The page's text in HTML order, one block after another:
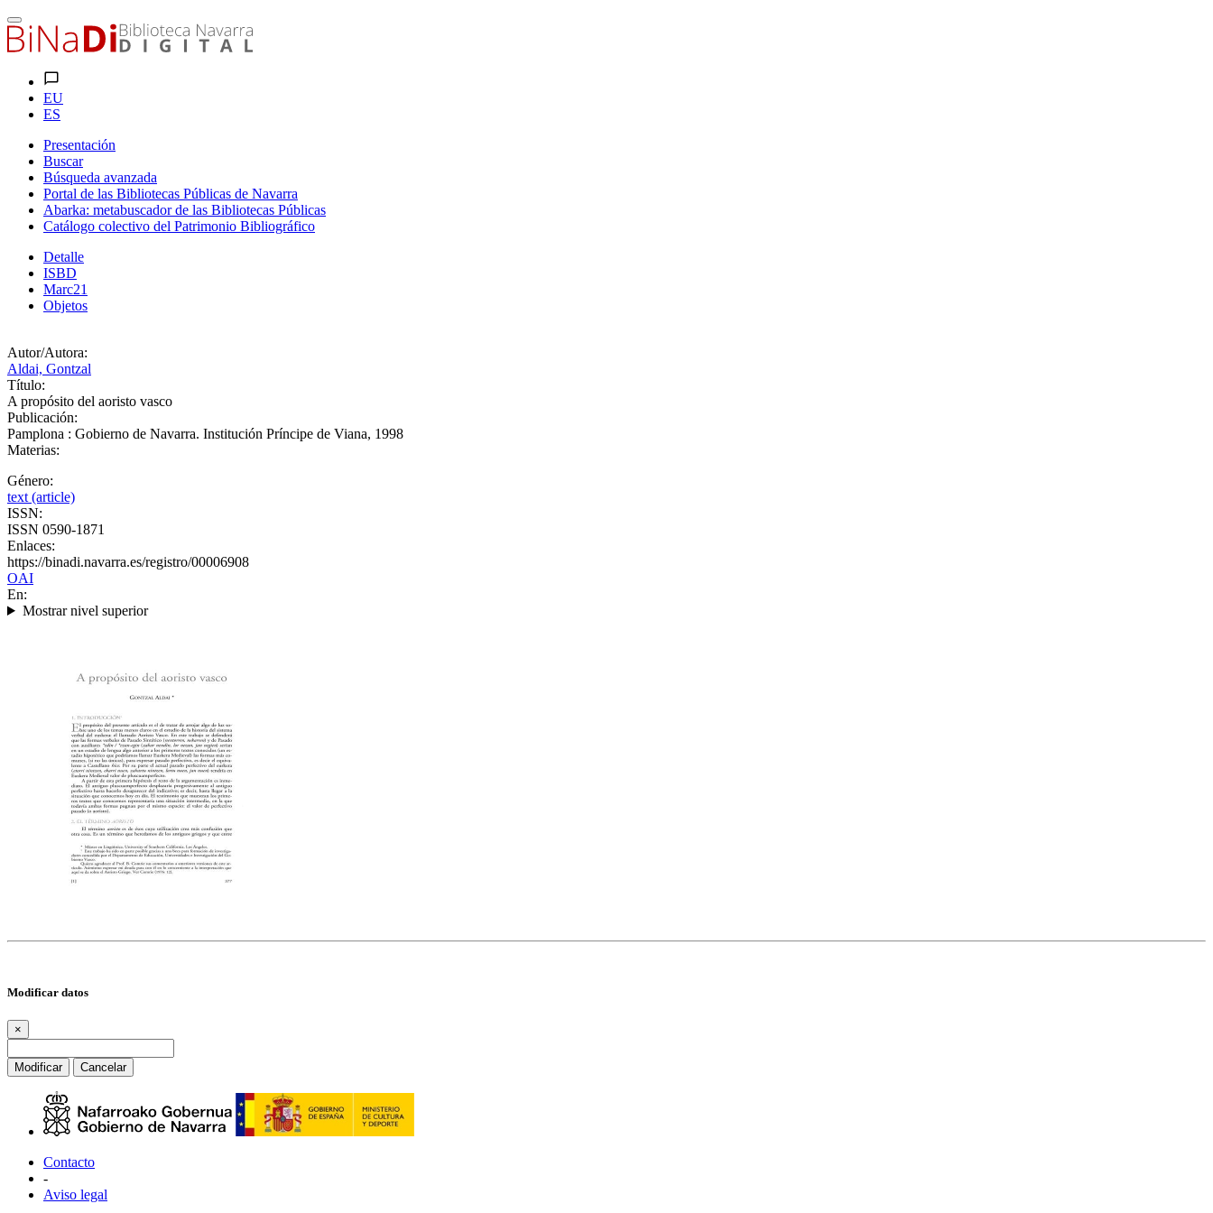
EU
ES
Presentación
Buscar
Búsqueda avanzada
Portal de las Bibliotecas Públicas de Navarra
Abarka: metabuscador de las Bibliotecas Públicas
Catálogo colectivo del Patrimonio Bibliográfico
Detalle
ISBD
Marc21
Objetos
Autor/Autora:
Aldai, Gontzal
Título:
A propósito del aoristo vasco
Publicación:
Pamplona : Gobierno de Navarra. Institución Príncipe de Viana, 1998
Materias:
Género:
text (article)
ISSN:
ISSN 0590-1871
Enlaces:
https://binadi.navarra.es/registro/00006908
OAI
En:
Mostrar nivel superior
Modificar datos
×
Modificar Cancelar
Contacto
-
Aviso legal